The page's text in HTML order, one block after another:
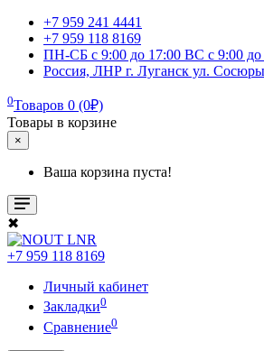
+7 959 241 4441
+7 959 118 8169
ПН-СБ с 9:00 до 17:00 ВС с 9:00 до
Россия, ЛНР г. Луганск ул.
0Товаров 0 (0₽)
Товары в корзине
×
Ваша корзина пуста!
✖
+7 959 118 8169
Личный кабинет
Закладки0
Сравнение0